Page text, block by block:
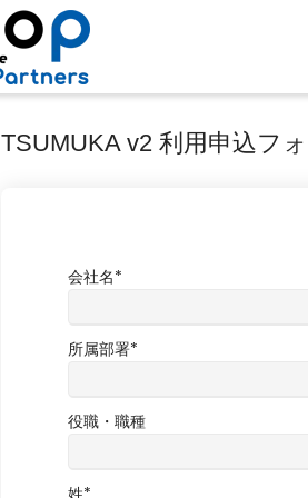
TSUMUKA v2 利用申込フ
会社名*
所属部署*
役職・職種
姓*